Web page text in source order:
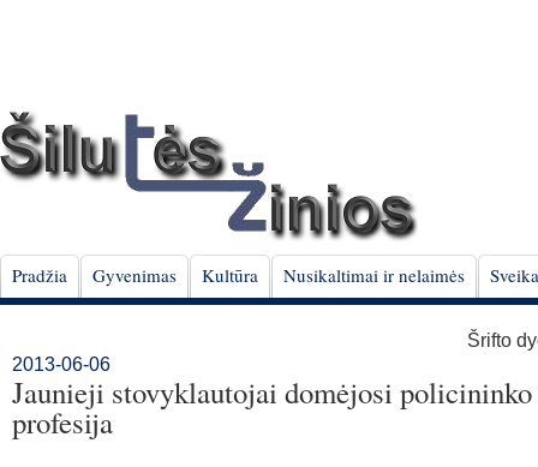
Pradžia Gyvenimas Kultūra Nusikaltimai ir nelaimės
Šrifto
2013-06-06
Jaunieji stovyklautojai domėjosi policininko
profesija